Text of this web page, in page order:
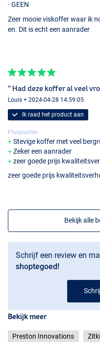
GEEN
Zeer mooie viskoffer waar ik
en. Dit is echt een aanrader
" Had deze koffer al veel
Louis + 2024-04-28 14:59:05
Ik raad het product aan
Pluspunten
Stevige koffer met veel
Zeker een aanrader
zeer goede prijs
zeer goede prijs
Bekijk alle
Schrijf een review en
shoptegoed!
Bekijk meer
Preston Innovations